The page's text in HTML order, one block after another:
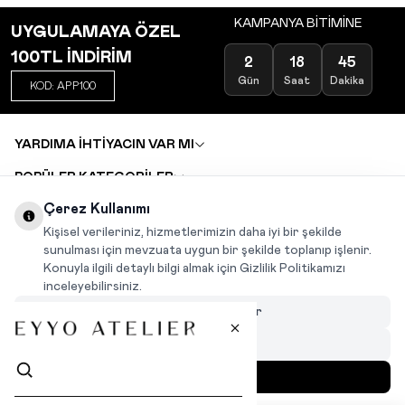
UYGULAMAYA ÖZEL
100TL İNDİRİM
KOD: APP100
KAMPANYA BİTİMİNE
2
Gün
18
Saat
45
Dakika
YARDIMA İHTİYACIN VAR MI
POPÜLER KATEGORİLER
DEĞİŞİM VE İADE TALEBİ
KARIYER
INSTAGRAM
Çerez Kullanımı
Kişisel verileriniz, hizmetlerimizin daha iyi bir şekilde
sunulması için mevzuata uygun bir şekilde toplanıp işlenir.
Konuyla ilgili detaylı bilgi almak için Gizlilik Politikamızı
inceleyebilirsiniz.
Çerezleri Özelleştir